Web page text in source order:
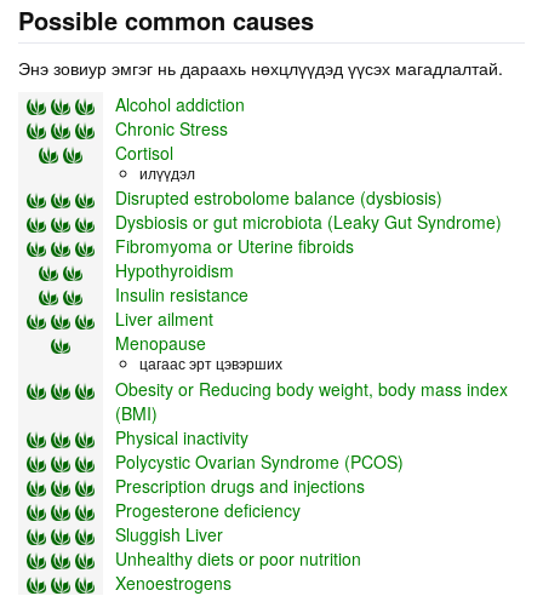
Possible common causes
Энэ зовиур эмгэг нь дараахь нөхцлүүдэд үүсэх магадлалтай.
Alcohol addiction
Chronic Stress
Cortisol
илүүдэл
Disrupted estrobolome balance (dysbiosis)
Dysbiosis or gut microbiota (Leaky Gut Syndrome)
Fibromyoma or Uterine fibroids
Hypothyroidism
Insulin resistance
Liver ailment
Menopause
цагаас эрт цэвэрших
Obesity or Reducing body weight, body mass index
(BMI)
Physical inactivity
Polycystic Ovarian Syndrome (PCOS)
Prescription drugs and injections
Progesterone deficiency
Sluggish Liver
Unhealthy diets or poor nutrition
Xenoestrogens